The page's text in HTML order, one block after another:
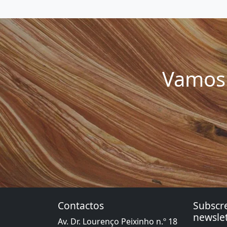
Contactos
Av. Dr. Lourenço Peixinho n.º 18